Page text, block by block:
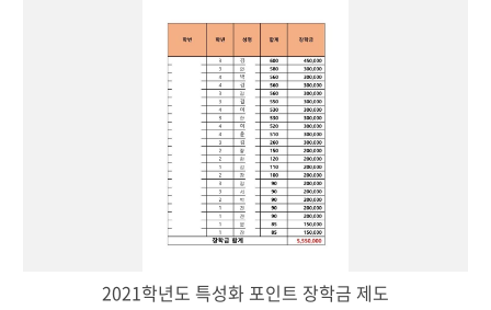
2021학년도 특성화 포인트 장학금 제도